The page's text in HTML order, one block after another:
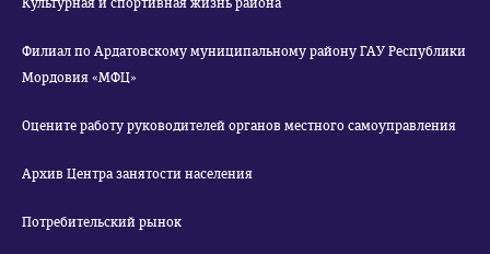
Культурная и спортивная жизнь района
Филиал по Ардатовскому муниципальному району ГАУ Республики
Мордовия «МФЦ»
Оцените работу руководителей органов местного самоуправления
Архив Центра занятости населения
Потребительский рынок